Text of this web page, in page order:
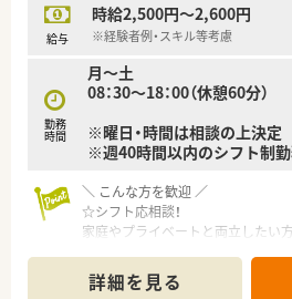
≪長く安心して働きたい方はぜひ！≫
無理に店舗拡大を考えず、地域の
動も無く、腰を据えて働ける職場
おり、ヘルプ体制も整えているため
≪こんな方におススメ≫
★地域密着で患者様向けの健康イ
方
★腰を据えて働きたい方
★患者様の生涯に寄り添えるやり
給与
時給2,500円～2,600円
※経験者例・スキル等考慮
勤務
時間
月～土
08：30～18：00（休憩60分）
※曜日・時間は相談の上決定
※週40時間以内のシフト制
＼ こんな方を歓迎 ／
☆シフト応相談！
家庭やプライベートと両立したい方
☆転勤なく、長く働きたい方
詳細を見る